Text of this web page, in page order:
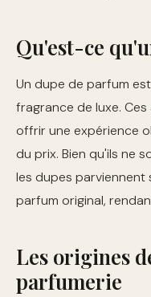
Qu'est-ce
Un dupe de parfum
fragrance de luxe.
offrir une expérience
du prix. Bien qu'ils ne
les dupes
parfum original,
Les origines
parfumerie